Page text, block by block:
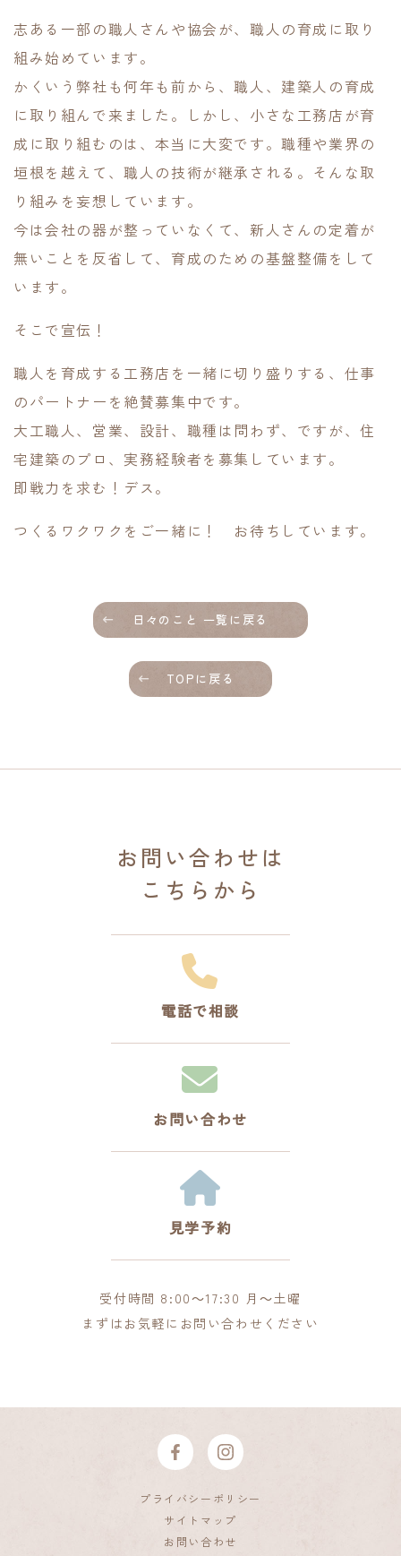
志ある一部の職人さんや協会が、職人の育成に取り
組み始めています。
かくいう弊社も何年も前から、職人、建築人の育成
に取り組んで来ました。しかし、小さな工務店が育
成に取り組むのは、本当に大変です。職種や業界の
垣根を越えて、職人の技術が継承される。そんな取
り組みを妄想しています。
今は会社の器が整っていなくて、新人さんの定着が
無いことを反省して、育成のための基盤整備をして
います。
そこで宣伝！
職人を育成する工務店を一緒に切り盛りする、仕事
のパートナーを絶賛募集中です。
大工職人、営業、設計、職種は問わず、ですが、住
宅建築のプロ、実務経験者を募集しています。
即戦力を求む！デス。
つくるワクワクをご一緒に！ お待ちしています。
日々のこと 一覧に戻る
TOPに戻る
お問い合わせは
こちらから
電話で相談
お問い合わせ
見学予約
受付時間 8:00～17:30 月～土曜
まずはお気軽にお問い合わせください
プライバシーポリシー
サイトマップ
お問い合わせ